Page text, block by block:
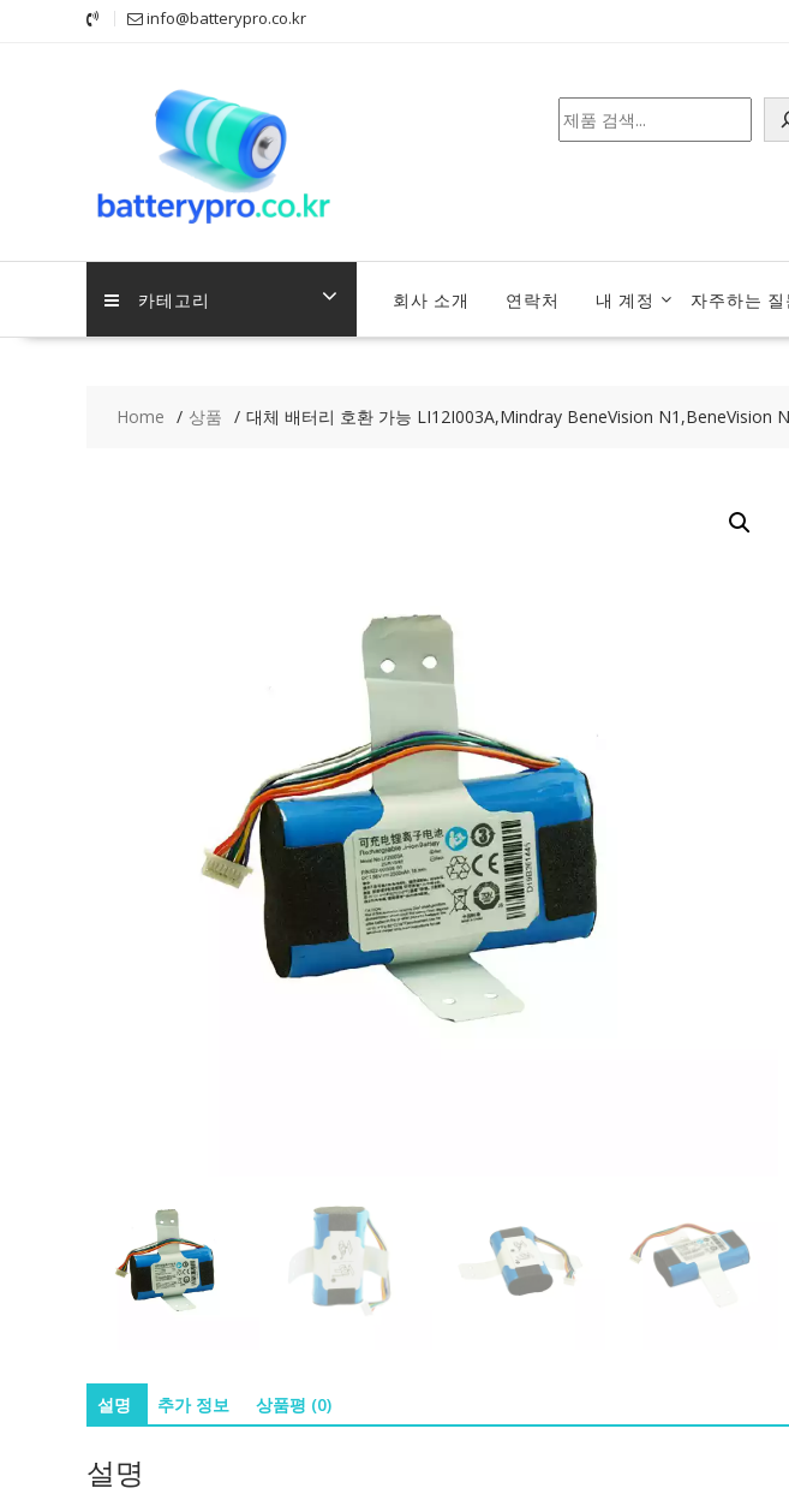
info@batterypro.co.kr
검
색
카테고리 회사 소개 연락처 내 계정 자주하는 질
Home 상품 대체 배터리 호환 가능 LI12I003A,Mindray BeneVision N1,BeneVision
설명 추가 정보 상품평 (0)
설명